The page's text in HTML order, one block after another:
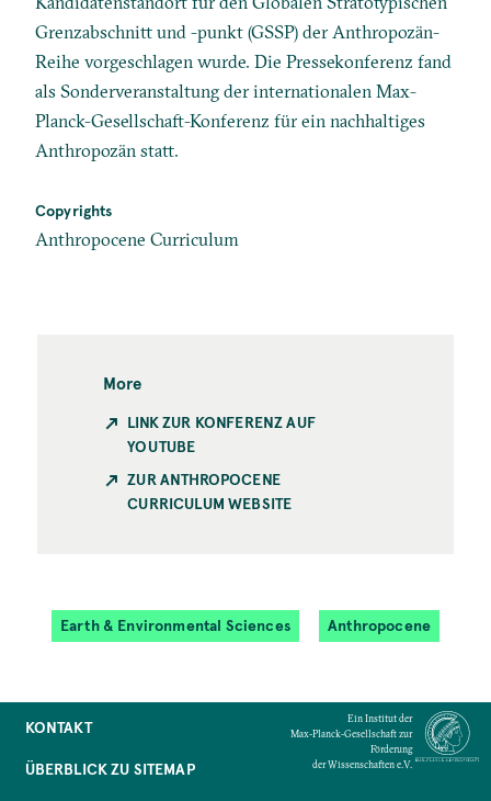
Grenzabschnitt und -punkt (GSSP) der Anthropozän-
Reihe vorgeschlagen wurde. Die Pressekonferenz fand
als Sonderveranstaltung der internationalen Max-
Planck-Gesellschaft-Konferenz für ein nachhaltiges
Anthropozän statt.
Copyrights
Anthropocene Curriculum
More
LINK ZUR KONFERENZ AUF
YOUTUBE
ZUR ANTHROPOCENE
CURRICULUM WEBSITE
Earth & Environmental Sciences Anthropocene
KONTAKT
ÜBERBLICK ZU SITEMAP
Ein Institut der
Max-Planck-Gesellschaft zur
Förderung
der Wissenschaften e.V.